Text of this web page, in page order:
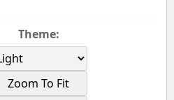
Theme:
Zoom To Fit